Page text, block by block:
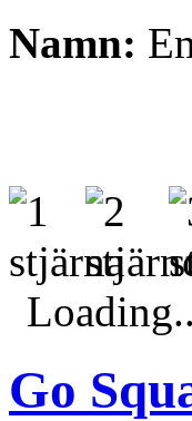
Namn:
Go